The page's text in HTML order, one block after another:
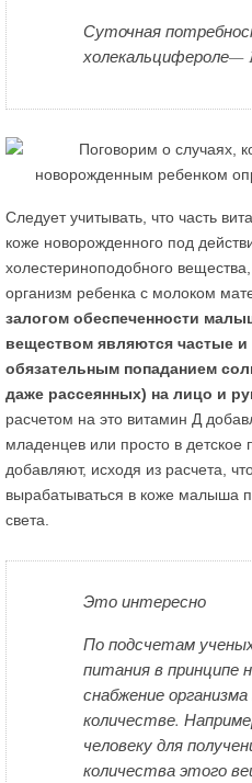
Суточная
холекальцифероле—
Следует учитывать, что часть
коже новорожденного под
холестериноподобного
организм ребенка с молоком
залогом обеспеченности
веществом являются частые и
обязательным попаданием
даже рассеянных) на лицо и
расчетом на это витамин Д
младенцев или просто в
добавляют, исходя из расчета,
вырабатываться в коже малыша
света.
Это интересно
По подсчетам
питания в принципе
снабжение
количестве.
человеку для
количества этого